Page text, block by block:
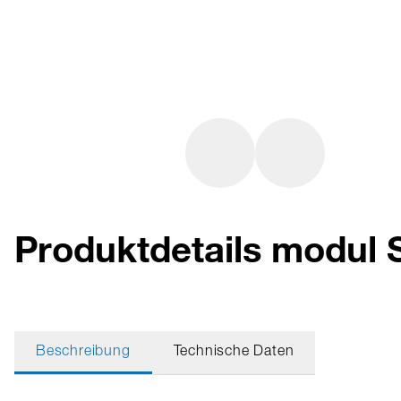
Produktdetails modul
Beschreibung Technische Daten